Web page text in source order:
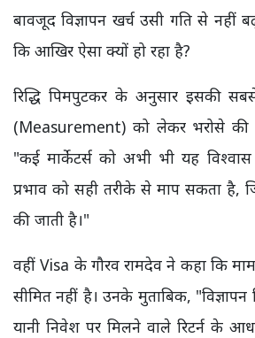
बावजूद विज्ञापन खर्च उसी गति से नहीं
कि आखिर ऐसा क्यों हो रहा है?
रिद्धि पिमपुटकर के अनुसार इसकी
(Measurement) को लेकर भरोसे की
"कई मार्केटर्स को अभी भी यह
प्रभाव को सही तरीके से माप सकता है,
की जाती है।"
वहीं Visa के गौरव रामदेव ने कहा कि
सीमित नहीं है। उनके मुताबिक,
यानी निवेश पर मिलने वाले रिटर्न के